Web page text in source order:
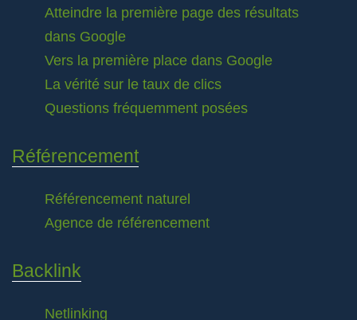
Atteindre la première page des résultats
dans Google
Vers la première place dans Google
La vérité sur le taux de clics
Questions fréquemment posées
Référencement
Référencement naturel
Agence de référencement
Backlink
Netlinking